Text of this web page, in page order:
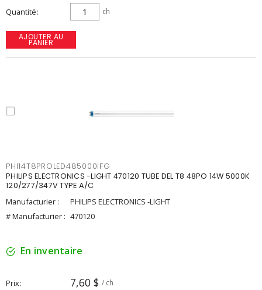
Quantité ch
AJOUTER AU
PANIER
PHI14T8PROLED485000IFG
PHILIPS ELECTRONICS -LIGHT 470120 TUBE DEL T8 48PO 14W 5000K
120/277/347V TYPE A/C
Manufacturier :
PHILIPS ELECTRONICS -LIGHT
# Manufacturier : 470120
En inventaire
Prix 7,60 $ / ch